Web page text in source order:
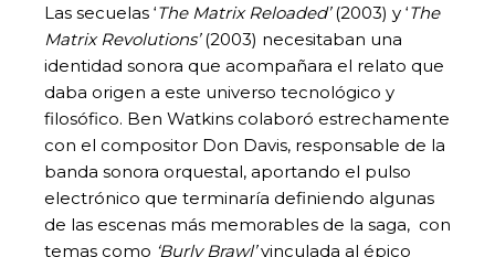
Las secuelas ‘The Matrix Reloaded’(2003) y ‘The
Matrix Revolutions’(2003) necesitaban una
identidad sonora que acompañara el relato que
daba origen a este universo tecnológico y
filosófico. Ben Watkins colaboró estrechamente
con el compositor Don Davis, responsable de la
banda sonora orquestal, aportando el pulso
electrónico que terminaría definiendo algunas
de las escenas más memorables de la saga, con
temas como ‘Burly Brawl’vinculada al épico